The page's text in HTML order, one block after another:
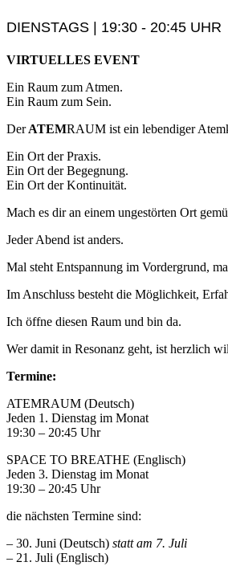
DIENSTAGS | 19:30 - 20:45 UHR
VIRTUELLES EVENT
Ein Raum zum Atmen.
Ein Raum zum Sein.
DerATEMRAUM ist ein lebendiger
Ein Ort der Praxis.
Ein Ort der Begegnung.
Ein Ort der Kontinuität.
Mach es dir an einem ungestörten Ort
Jeder Abend ist anders.
Mal steht Entspannung im Vordergrund,
Im Anschluss besteht die Möglichkeit,
Ich öffne diesen Raum und bin da.
Wer damit in Resonanz geht, ist herzlich
Termine:
ATEMRAUM (Deutsch)
Jeden 1. Dienstag im Monat
19:30 – 20:45 Uhr
SPACE TO BREATHE (Englisch)
Jeden 3. Dienstag im Monat
19:30 – 20:45 Uhr
die nächsten Termine sind:
– 30. Juni (Deutsch) statt am 7. Juli
– 21. Juli (Englisch)